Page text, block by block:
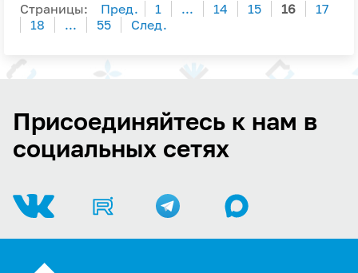
Страницы: Пред. 1 ... 14 15 16
17
18
... 55 След.
Присоединяйтесь к нам в
социальных сетях